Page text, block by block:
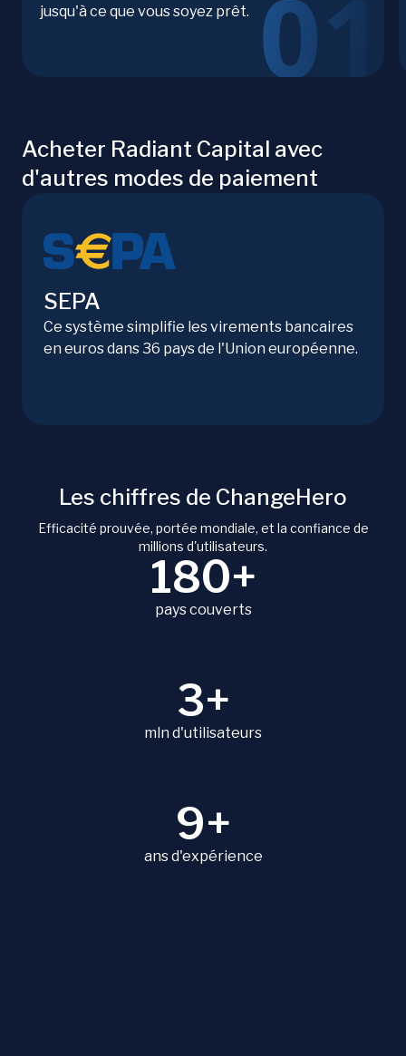
jusqu'à ce que vous soyez prêt.
Acheter Radiant Capital avec
d'autres modes de paiement
SEPA
Ce système simplifie les virements bancaires
en euros dans 36 pays de l'Union européenne.
Les chiffres de ChangeHero
Efficacité prouvée, portée mondiale, et la confiance de
millions d'utilisateurs.
180+
pays couverts
3+
mln d'utilisateurs
9+
ans d'expérience